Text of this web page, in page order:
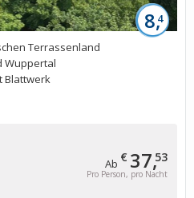
Ab € 37,53
Pro Person, pro Nacht
8,4
Terrassenland
Wuppertal
Blattwerk